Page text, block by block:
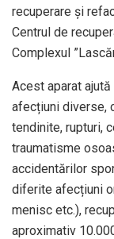
recuperare și
Centrul de
Complexul
Acest aparat
afecțiuni diverse,
tendinite, rupturi,
traumatisme
accidentărilor
diferite afecțiuni
menisc etc.),
aproximativ